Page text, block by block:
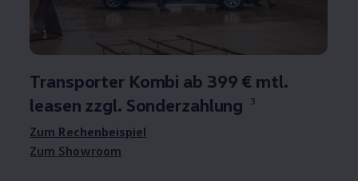
1
TransporterKombi ab 399 € mtl.
leasen zzgl. Sonderzahlung
3
Zum Rechenbeispiel
Zum Showroom